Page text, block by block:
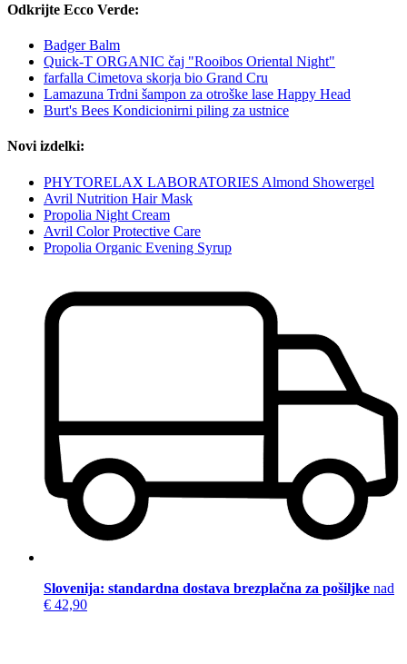
Odkrijte Ecco Verde:
Badger Balm
Quick-T ORGANIC čaj "Rooibos Oriental Night"
farfalla Cimetova skorja bio Grand Cru
Lamazuna Trdni šampon za otroške lase Happy Head
Burt's Bees Kondicionirni piling za ustnice
Novi izdelki:
PHYTORELAX LABORATORIES Almond Showergel
Avril Nutrition Hair Mask
Propolia Night Cream
Avril Color Protective Care
Propolia Organic Evening Syrup
Slovenija: standardna dostava brezplačna za pošiljke nad
€ 42,90